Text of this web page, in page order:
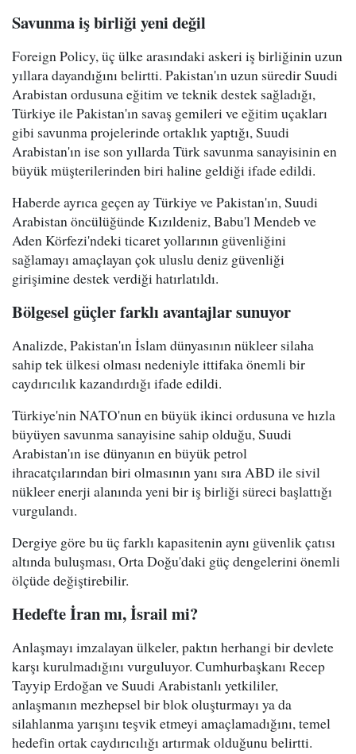
Savunma iş birliği yeni değil
Foreign Policy, üç ülke arasındaki askeri iş birliğinin uzun
yıllara dayandığını belirtti. Pakistan'ın uzun süredir Suudi
Arabistan ordusuna eğitim ve teknik destek sağladığı,
Türkiye ile Pakistan'ın savaş gemileri ve eğitim uçakları
gibi savunma projelerinde ortaklık yaptığı, Suudi
Arabistan'ın ise son yıllarda Türk savunma sanayisinin en
büyük müşterilerinden biri haline geldiği ifade edildi.
Haberde ayrıca geçen ay Türkiye ve Pakistan'ın, Suudi
Arabistan öncülüğünde Kızıldeniz, Babu'l Mendeb ve
Aden Körfezi'ndeki ticaret yollarının güvenliğini
sağlamayı amaçlayan çok uluslu deniz güvenliği
girişimine destek verdiği hatırlatıldı.
Bölgesel güçler farklı avantajlar sunuyor
Analizde, Pakistan'ın İslam dünyasının nükleer silaha
sahip tek ülkesi olması nedeniyle ittifaka önemli bir
caydırıcılık kazandırdığı ifade edildi.
Türkiye'nin NATO'nun en büyük ikinci ordusuna ve hızla
büyüyen savunma sanayisine sahip olduğu, Suudi
Arabistan'ın ise dünyanın en büyük petrol
ihracatçılarından biri olmasının yanı sıra ABD ile sivil
nükleer enerji alanında yeni bir iş birliği süreci başlattığı
vurgulandı.
Dergiye göre bu üç farklı kapasitenin aynı güvenlik çatısı
altında buluşması, Orta Doğu'daki güç dengelerini önemli
ölçüde değiştirebilir.
Hedefte İran mı, İsrail mi?
Anlaşmayı imzalayan ülkeler, paktın herhangi bir devlete
karşı kurulmadığını vurguluyor. Cumhurbaşkanı Recep
Tayyip Erdoğan ve Suudi Arabistanlı yetkililer,
anlaşmanın mezhepsel bir blok oluşturmayı ya da
silahlanma yarışını teşvik etmeyi amaçlamadığını, temel
hedefin ortak caydırıcılığı artırmak olduğunu belirtti.